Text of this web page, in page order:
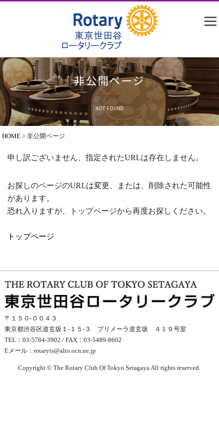
非公開ページ
NOT FOUND
HOME >非公開ページ
申し訳ございません、指定されたURLは存在しません。
お探しのページのURLは変更、または、削除された可能性
があります。
恐れ入りますが、トップページから再度お探しください。
トップページ
〒１５０-００４３
東京都渋谷区道玄坂１-１５-３ プリメーラ道玄坂 ４１９号室
TEL：03-5784-3902 / FAX：03-5489-8602
Eメール： rotaryts@alto.ocn.ne.jp
Copyright © The Rotary Club Of Tokyo Setagaya All rights reserved.